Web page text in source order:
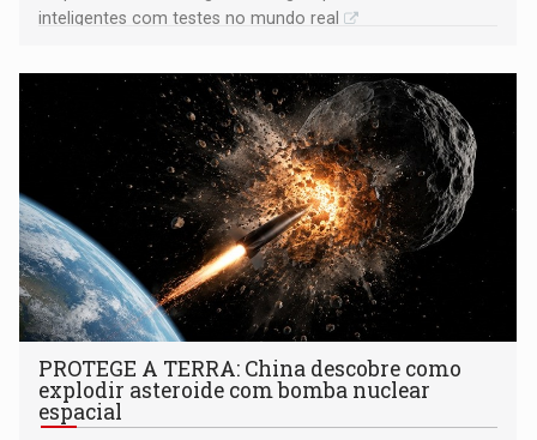
inteligentes com testes no mundo real
PROTEGE A TERRA: China descobre como
explodir asteroide com bomba nuclear
espacial